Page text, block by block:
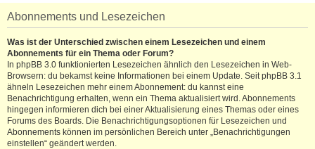
Abonnements und Lesezeichen
Was ist der Unterschied zwischen einem Lesezeichen und einem
Abonnements für ein Thema oder Forum?
In phpBB 3.0 funktionierten Lesezeichen ähnlich den Lesezeichen in Web-
Browsern: du bekamst keine Informationen bei einem Update. Seit phpBB 3.1
ähneln Lesezeichen mehr einem Abonnement: du kannst eine
Benachrichtigung erhalten, wenn ein Thema aktualisiert wird. Abonnements
hingegen informieren dich bei einer Aktualisierung eines Themas oder eines
Forums des Boards. Die Benachrichtigungsoptionen für Lesezeichen und
Abonnements können im persönlichen Bereich unter „Benachrichtigungen
einstellen“ geändert werden.